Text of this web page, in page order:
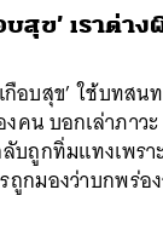
บสุข’ เราต่าง
กือบสุข’ ใช้บทสน
คน บอกเล่าภาวะ
บถูกทิ่มแทงเพรา
ถูกมองว่าบกพร่อ